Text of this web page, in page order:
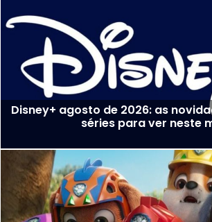
Disney+ agosto de 2026: as
séries para ver neste